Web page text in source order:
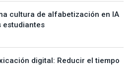
cultura de alfabetización en IA
estudiantes
digital: Reducir el tiempo